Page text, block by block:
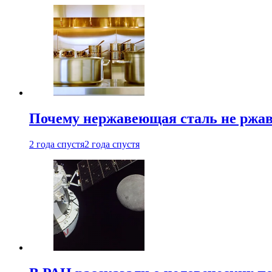
Почему нержавеющая сталь не
2 года спустя2 года спустя